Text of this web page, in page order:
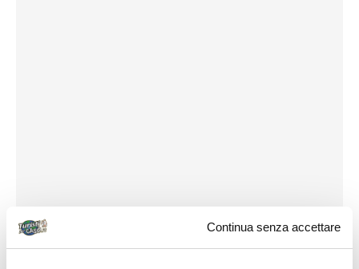
Continua senza accettare